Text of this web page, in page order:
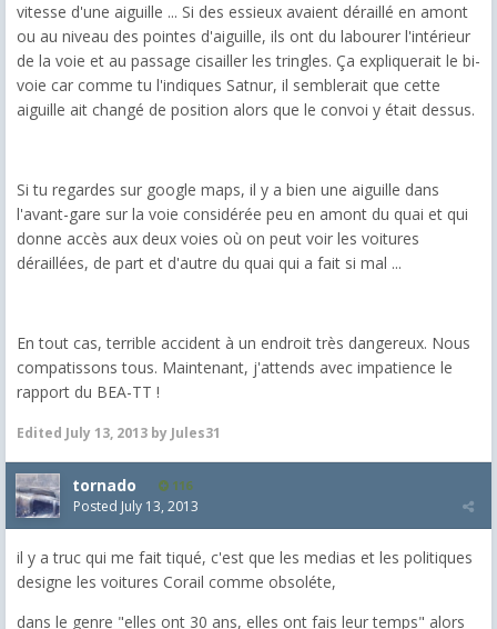
vitesse d'une aiguille ... Si des essieux avaient déraillé en amont
ou au niveau des pointes d'aiguille, ils ont du labourer l'intérieur
de la voie et au passage cisailler les tringles. Ça expliquerait le bi-
voie car comme tu l'indiques Satnur, il semblerait que cette
aiguille ait changé de position alors que le convoi y était dessus.
Si tu regardes sur google maps, il y a bien une aiguille dans
l'avant-gare sur la voie considérée peu en amont du quai et qui
donne accès aux deux voies où on peut voir les voitures
déraillées, de part et d'autre du quai qui a fait si mal ...
En tout cas, terrible accident à un endroit très dangereux. Nous
compatissons tous. Maintenant, j'attends avec impatience le
rapport du BEA-TT !
Edited July 13, 2013 by Jules31
tornado 116
Posted July 13, 2013
il y a truc qui me fait tiqué, c'est que les medias et les politiques
designe les voitures Corail comme obsoléte,
dans le genre "elles ont 30 ans, elles ont fais leur temps" alors